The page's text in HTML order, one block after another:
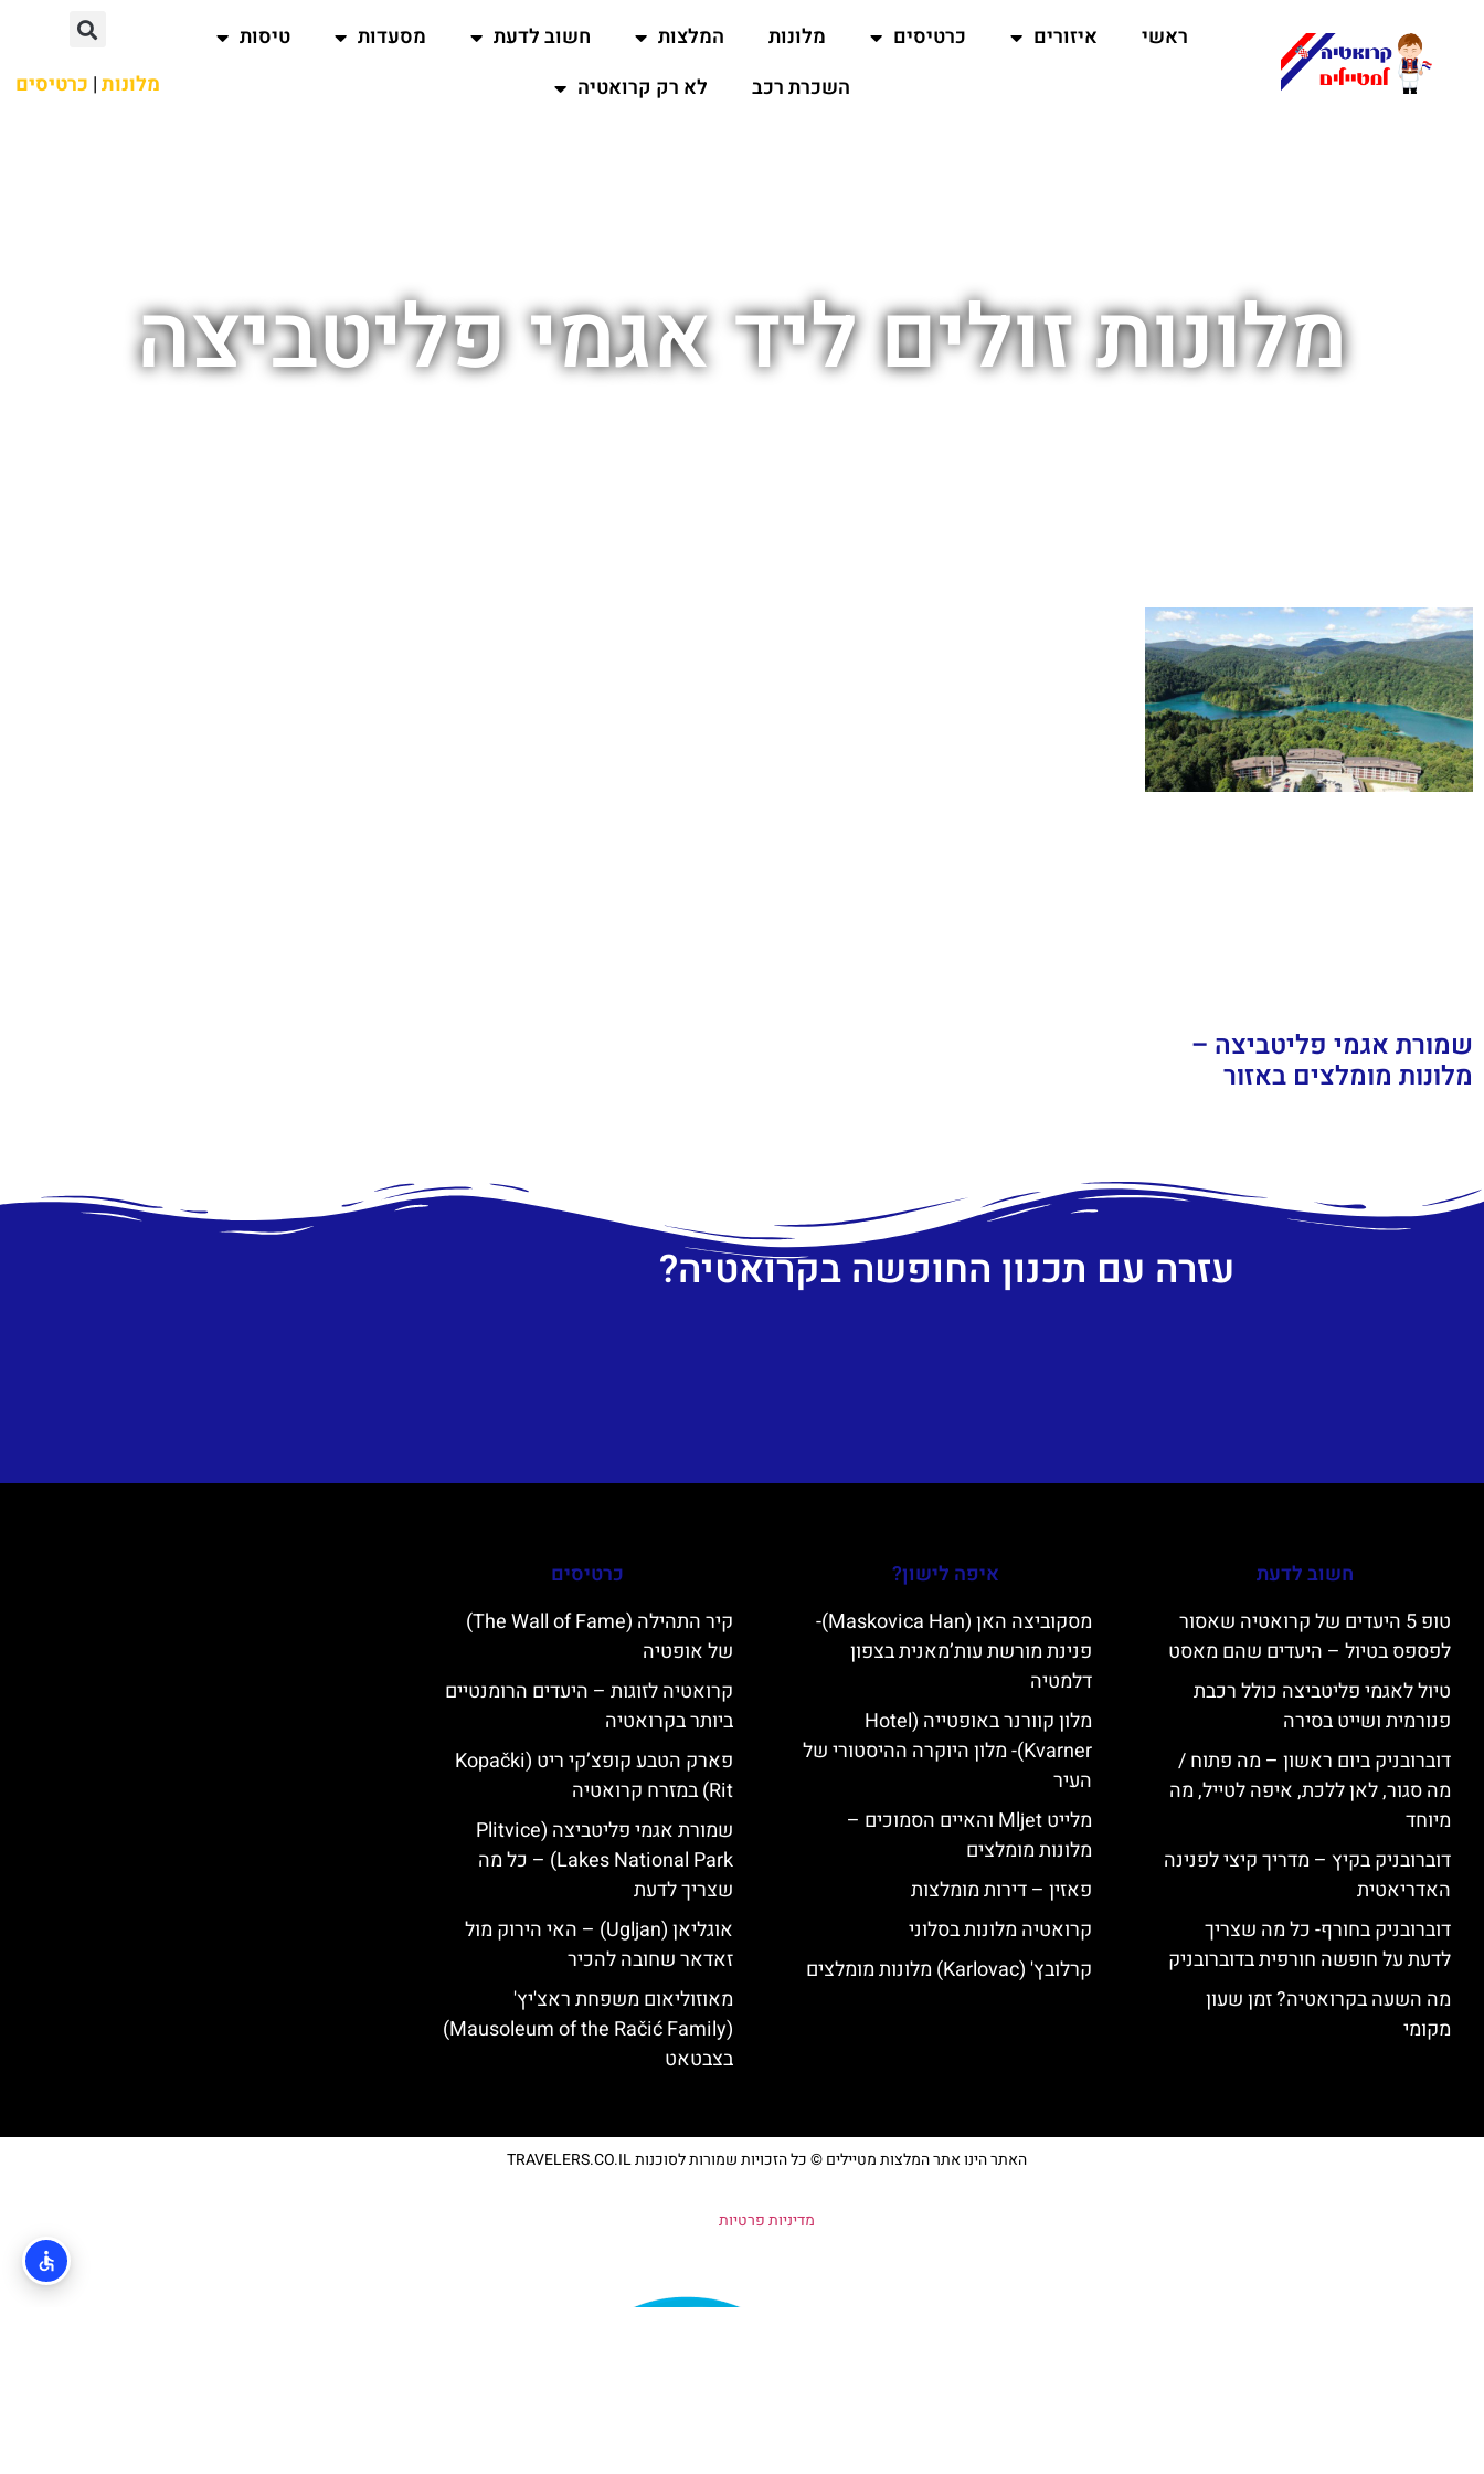
ראשי איזורים כרטיסים מלונות המלצות חשוב לדעת מסעדות
טיסות
השכרת רכב
לא רק קרואטיה מלונות| כרטיסים
מלונות זולים ליד אגמי פליטביצה
שמורת אגמי פליטביצה –
מלונות מומלצים באזור
עזרה עם תכנון החופשה בקרואטיה?
חשוב לדעת
טופ 5 היעדים של קרואטיה שאסור
לפספס בטיול – היעדים שהם מאסט
טיול לאגמי פליטביצה כולל רכבת
פנורמית ושייט בסירה
דוברובניק ביום ראשון – מה פתוח /
מה סגור, לאן ללכת, איפה לטייל, מה
מיוחד
דוברובניק בקיץ – מדריך קיצי לפנינה
האדריאטית
דוברובניק בחורף- כל מה שצריך
לדעת על חופשה חורפית בדוברובניק
מה השעה בקרואטיה? זמן שעון
מקומי
איפה לישון?
מסקוביצה האן (Maskovica Han)-
פנינת מורשת עות’מאנית בצפון
דלמטיה
מלון קוורנר באופטייה (Hotel
Kvarner)- מלון היוקרה ההיסטורי של
העיר
מלייט Mljet והאיים הסמוכים –
מלונות מומלצים
פאזין – דירות מומלצות
קרואטיה מלונות בסלוני
קרלובץ' (Karlovac) מלונות מומלצים
כרטיסים
קיר התהילה (The Wall of Fame)
של אופטיה
קרואטיה לזוגות – היעדים הרומנטיים
ביותר בקרואטיה
פארק הטבע קופצ’קי ריט (Kopački
Rit) במזרח קרואטיה
שמורת אגמי פליטביצה (Plitvice
Lakes National Park) – כל מה
שצריך לדעת
אוגליאן (Ugljan) – האי הירוק מול
זאדאר שחובה להכיר
מאוזוליאום משפחת ראצ'יץ'
(Mausoleum of the Račić Family)
בצבטאט
האתר הינו אתר המלצות מטיילים © כל הזכויות שמורות לסוכנות TRAVELERS.CO.IL
מדיניות פרטיות